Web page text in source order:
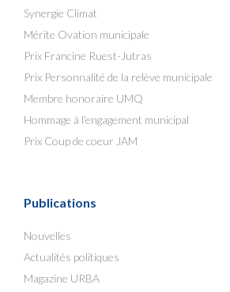
Synergie Climat
Mérite Ovation municipale
Prix Francine Ruest-Jutras
Prix Personnalité de la relève municipale
Membre honoraire UMQ
Hommage à l’engagement municipal
Prix Coup de coeur JAM
Publications
Nouvelles
Actualités politiques
Magazine URBA